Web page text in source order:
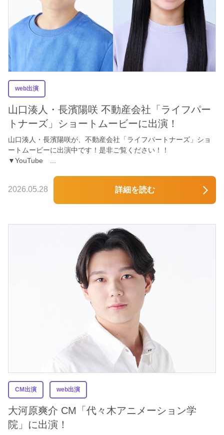
web出演
山口湊人・長濱陽咲 不動産会社「ライフパー
トナーズ」ショートムービーに出演！
山口湊人・長濱陽咲が、不動産会社「ライフパートナーズ」ショ
ートムービーに出演中です！是非ご覧ください！！
▼YouTube ...
2026.05.28 詳細を読む
CM出演 web出演
大河原爽介 CM「代々木アニメーション学
院」に出演！